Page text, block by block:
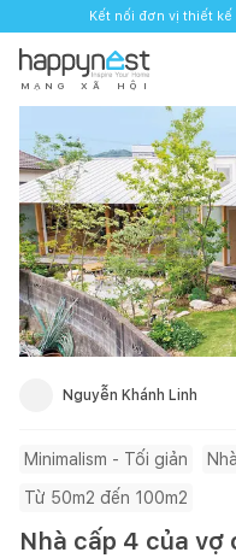
Kết nối đơn vị thiết
M Ạ N G X Ã H Ộ I
Nguyễn Khánh Linh
Minimalism - Tối giản
Từ 50m2 đến 100m2
Nhà cấp 4 của